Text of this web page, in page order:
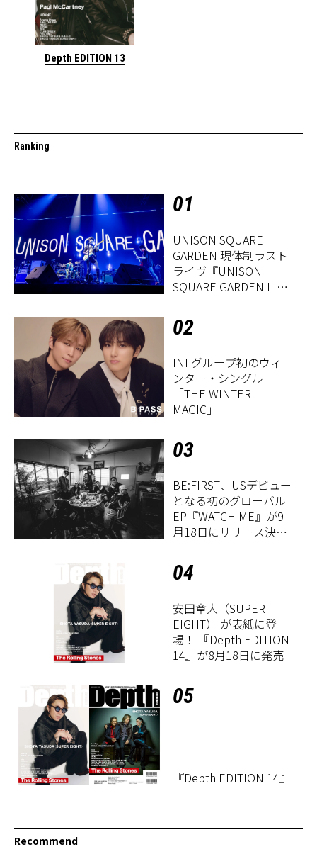
Depth EDITION 13
Ranking
01
UNISON SQUARE
GARDEN 現体制ラスト
ライヴ『UNISON
SQUARE GARDEN LIVE
Period」』レポート
02
INI グループ初のウィ
ンター・シングル
「THE WINTER
MAGIC」
03
BE:FIRST、USデビュー
となる初のグローバル
EP『WATCH ME』が9
月18日にリリース決
04
安田章大（SUPER
EIGHT） が表紙に登
場！ 『Depth EDITION
14』が8月18日に発売
05
『Depth EDITION 14』
Recommend